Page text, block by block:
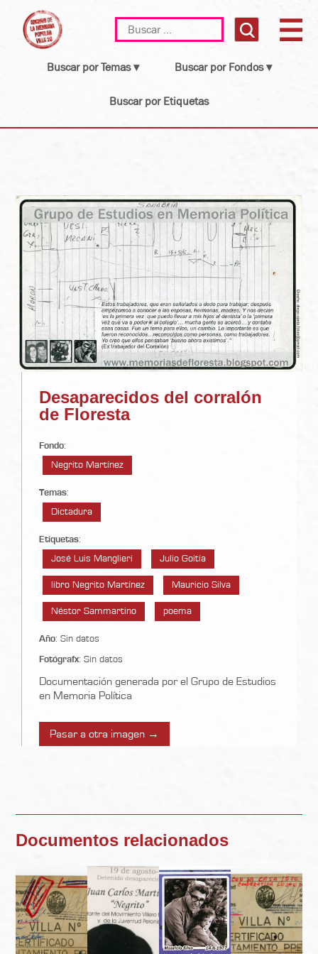
content
Buscar:
Buscar por Temas ▾ Buscar por Fondos ▾
Buscar por Etiquetas
Desaparecidos del corralón
de Floresta
Fondo:
Negrito Martínez
Temas:
Dictadura
Etiquetas:
José Luis Manglieri
Julio Goitía
libro Negrito Martínez Mauricio Silva
Néstor Sammartino poema
Año: Sin datos
Fotógrafx: Sin datos
Documentación generada por el Grupo de Estudios
en Memoria Política
Pasar a otra imagen →
Documentos relacionados